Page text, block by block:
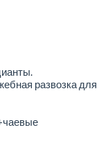
развозка для